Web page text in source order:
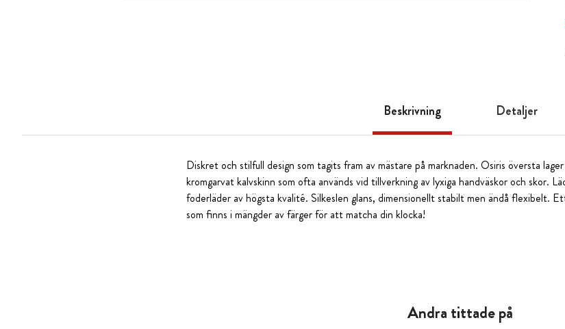
Beskrivning Detaljer
Diskret och stilfull design som tagits fram av mästare på marknaden. Osiris översta
kromgarvat kalvskinn som ofta används vid tillverkning av lyxiga handväskor och skor.
foderläder av högsta kvalité. Silkeslen glans, dimensionellt stabilt men ändå flexibelt.
som finns i mängder av färger för att matcha din klocka!
Andra tittade på